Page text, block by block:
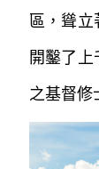
區，聳立
開鑿了
之基督修